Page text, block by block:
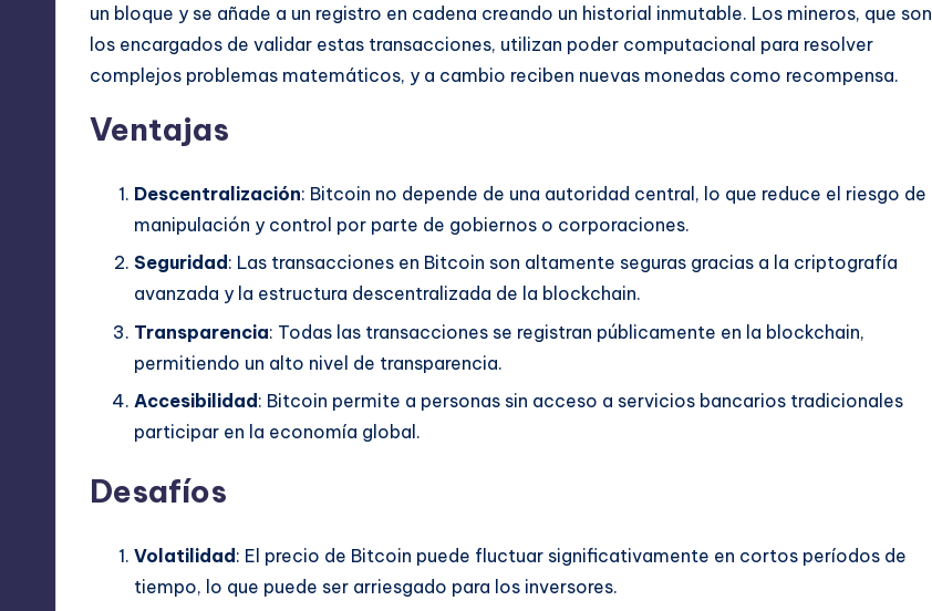
un bloque y se añade a un registro en cadena creando un historial inmutable. Los mineros, que son
los encargados de validar estas transacciones, utilizan poder computacional para resolver
complejos problemas matemáticos, y a cambio reciben nuevas monedas como recompensa.
Ventajas
Descentralización: Bitcoin no depende de una autoridad central, lo que reduce el riesgo de
manipulación y control por parte de gobiernos o corporaciones.
Seguridad : Las transacciones en Bitcoin son altamente seguras gracias a la criptografía
avanzada y la estructura descentralizada de la blockchain.
Transparencia: Todas las transacciones se registran públicamente en la blockchain,
permitiendo un alto nivel de transparencia.
Accesibilidad: Bitcoin permite a personas sin acceso a servicios bancarios tradicionales
participar en la economía global.
Desafíos
Volatilidad: El precio de Bitcoin puede fluctuar significativamente en cortos períodos de
tiempo, lo que puede ser arriesgado para los inversores.